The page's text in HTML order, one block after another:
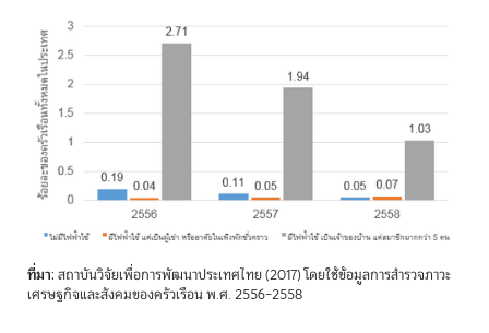
ที่มา: สถาบันวิจัยเพื่อการพัฒนาประเทศไทย (2017) โดยใช้ข้อมูลการสำรวจภาวะ
เศรษฐกิจและสังคมของครัวเรือน พ.ศ. 2556–2558